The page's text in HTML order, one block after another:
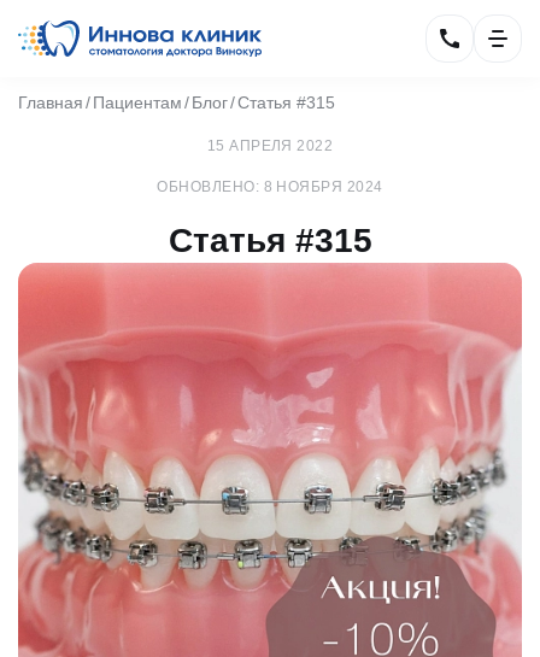
Главная Пациентам Блог Статья #315
15 АПРЕЛЯ 2022
ОБНОВЛЕНО: 8 НОЯБРЯ 2024
Статья #315